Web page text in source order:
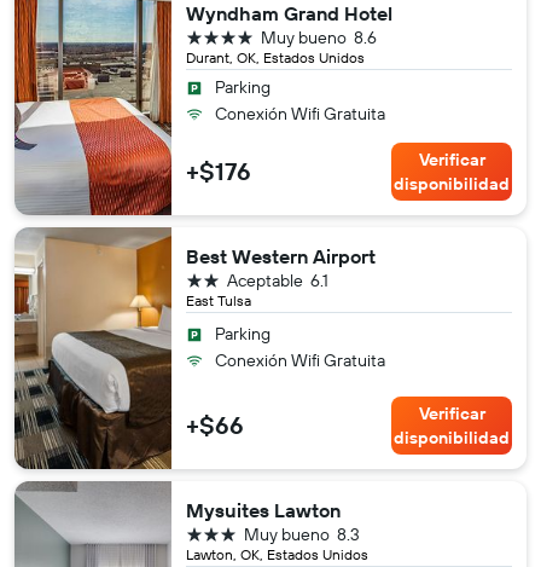
Wyndham Grand Hotel
Durant, OK, Estados Unidos
8.6
Muy bueno
4 estrellas
Parking
Conexión Wifi Gratuita
+$176
Verificar
disponibilidad
Best Western Airport
East Tulsa
6.1
Aceptable
2 estrellas
Parking
Conexión Wifi Gratuita
+$66
Verificar
disponibilidad
Mysuites Lawton
Lawton, OK, Estados Unidos
8.3
Muy bueno
3 estrellas